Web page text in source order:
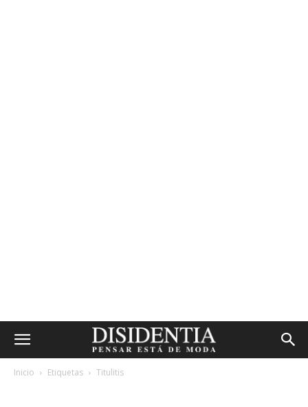
Inicio Etiquetas Titulitis